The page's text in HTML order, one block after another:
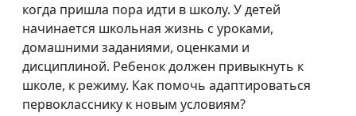
когда пришла пора идти в школу. У детей
начинается школьная жизнь с уроками,
домашними заданиями, оценками и
дисциплиной. Ребенок должен привыкнуть к
школе, к режиму. Как помочь адаптироваться
первокласснику к новым условиям?
психолог
воспитание детей
Мария Мараханова,
Алена Евсеева,
практический
психолог